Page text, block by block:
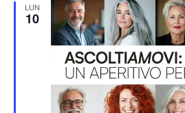
LUN
10